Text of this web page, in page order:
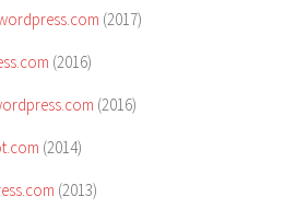
(2017)
(2016)
(2016)
(2014)
(2013)